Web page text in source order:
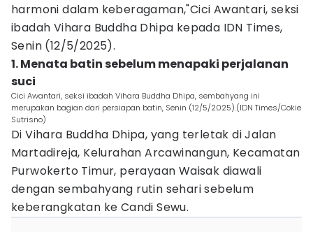
harmoni dalam keberagaman,"Cici Awantari, seksi
ibadah Vihara Buddha Dhipa kepada IDN Times,
Senin (12/5/2025).
1. Menata batin sebelum menapaki perjalanan
suci
Cici Awantari, seksi ibadah Vihara Buddha Dhipa, sembahyang ini
merupakan bagian dari persiapan batin, Senin (12/5/2025).(IDN Times/Cokie
Sutrisno)
Di Vihara Buddha Dhipa, yang terletak di Jalan
Martadireja, Kelurahan Arcawinangun, Kecamatan
Purwokerto Timur, perayaan Waisak diawali
dengan sembahyang rutin sehari sebelum
keberangkatan ke Candi Sewu.